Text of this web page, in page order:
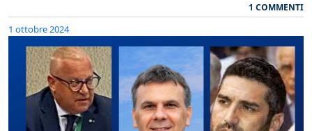
1 COMMENTI
1 ottobre 2024